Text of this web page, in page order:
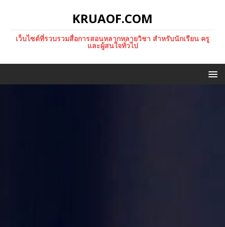
KRUAOF.COM
เว็บไซต์ที่รวบรวมสื่อการสอนหลากหลายวิชา สำหรับนักเรียน ครู
และผู้สนใจทั่วไป